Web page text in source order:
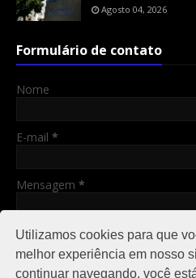
Utilizamos cookies para que
melhor experiência em nosso
continuar navegando, você
Agosto 04, 2026
Formulário de contato
Nome
E-mail *
Mensagem *